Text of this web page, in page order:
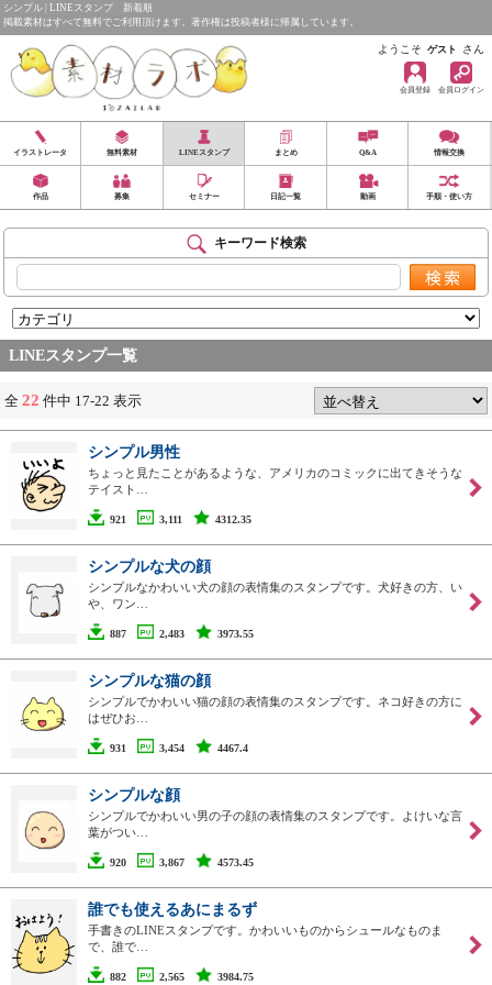
シンプル | LINEスタンプ 新着順
掲載素材はすべて無料でご利用頂けます。著作権は投稿者様に帰属しています。
ようこそ ゲスト さん
会員登録 会員ログイン
イラストレータ 無料素材 LINEスタンプ まとめ Q&A 情報交換
作品 募集 セミナー 日記一覧 動画 手順・使い方
キーワード検索
LINEスタンプ一覧
全 22 件中 17-22 表示
シンプル男性
ちょっと見たことがあるような、アメリカのコミックに出てきそうな
テイスト…
921 3,111 4312.35
シンプルな犬の顔
シンプルなかわいい犬の顔の表情集のスタンプです。犬好きの方、い
や、ワン…
887 2,483 3973.55
シンプルな猫の顔
シンプルでかわいい猫の顔の表情集のスタンプです。ネコ好きの方に
はぜひお…
931 3,454 4467.4
シンプルな顔
シンプルでかわいい男の子の顔の表情集のスタンプです。よけいな言
葉がつい…
920 3,867 4573.45
誰でも使えるあにまるず
手書きのLINEスタンプです。かわいいものからシュールなものま
で、誰で…
882 2,565 3984.75